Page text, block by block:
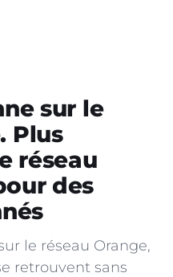
sur le
Plus
réseau
des
le réseau Orange,
retrouvent sans